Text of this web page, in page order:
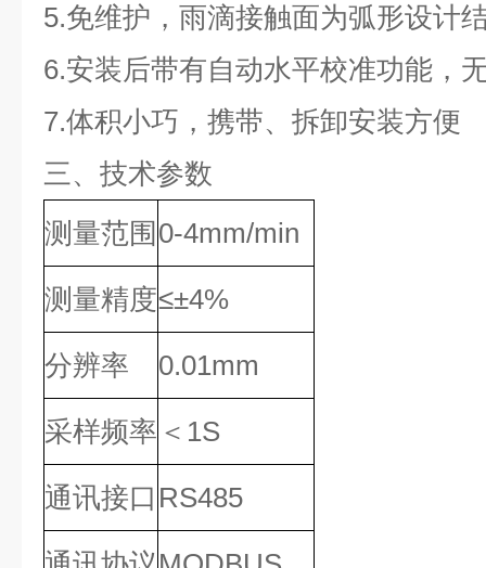
5.免维护，雨滴接触面为弧形设计
6.安装后带有自动水平校准功能，
7.体积小巧，携带、拆卸安装方便
三、技术参数
测量范围 0-4mm/min
测量精度≤±4%
分辨率 0.01mm
采样频率 ＜ 1S
通讯接口 RS485